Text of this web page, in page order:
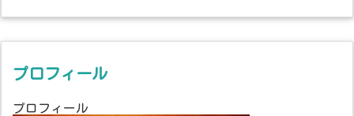
プロフィール
プロフィール